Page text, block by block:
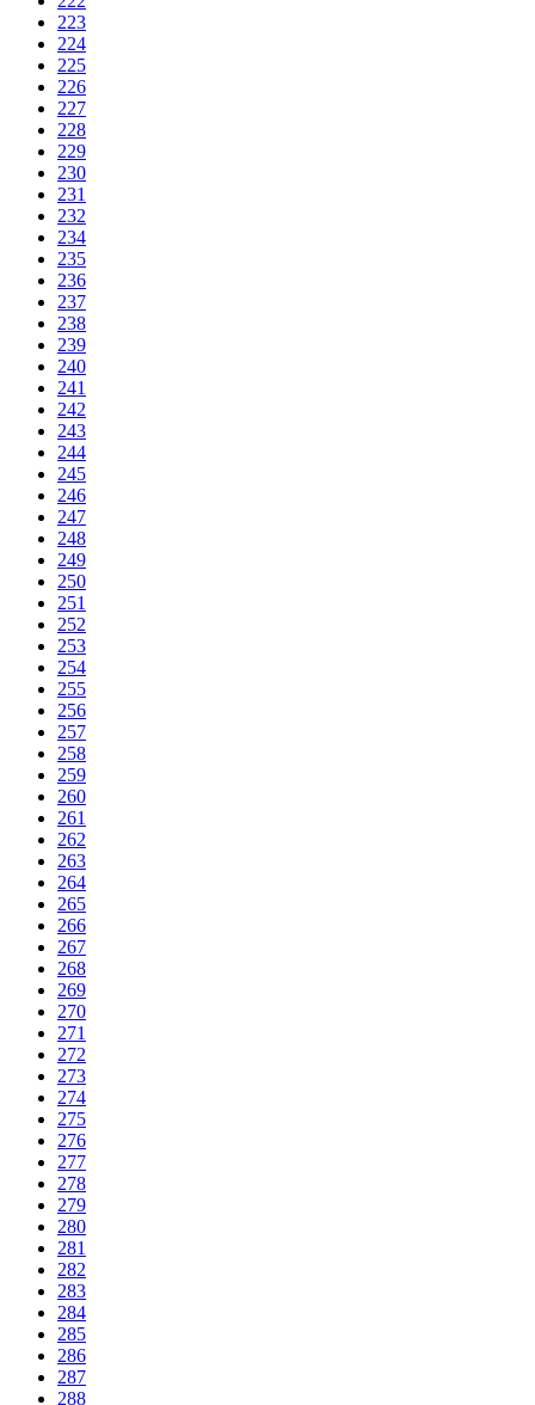
223
224
225
226
227
228
229
230
231
232
234
235
236
237
238
239
240
241
242
243
244
245
246
247
248
249
250
251
252
253
254
255
256
257
258
259
260
261
262
263
264
265
266
267
268
269
270
271
272
273
274
275
276
277
278
279
280
281
282
283
284
285
286
287
288